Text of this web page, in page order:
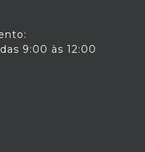
9:00 às 12:00